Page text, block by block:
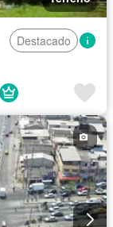
Destacado